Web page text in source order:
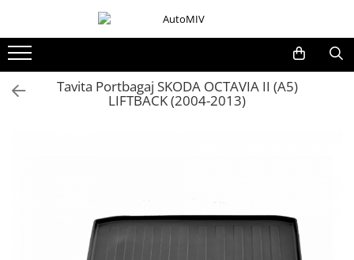
Oferta Saptamanii
Butoane Blocare/Deblocare
Tavita Portbagaj SKODA OCTAVIA II (A5)
LIFTBACK (2004-2013)